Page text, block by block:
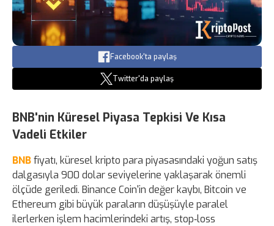
Facebook'ta paylaş
Twitter'da paylaş
BNB'nin Küresel Piyasa Tepkisi Ve Kısa
Vadeli Etkiler
BNBfiyatı, küresel kripto para piyasasındaki yoğun satış
dalgasıyla 900 dolar seviyelerine yaklaşarak önemli
ölçüde geriledi. Binance Coin'in değer kaybı, Bitcoin ve
Ethereum gibi büyük paraların düşüşüyle paralel
ilerlerken işlem hacimlerindeki artış, stop‑loss